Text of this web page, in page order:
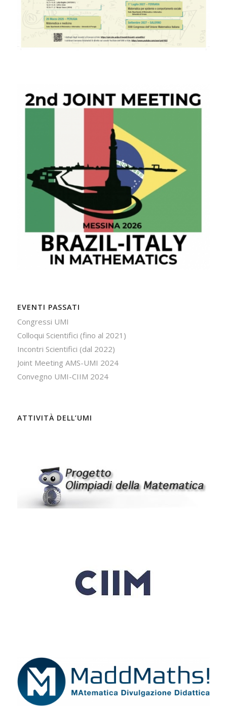
EVENTI PASSATI
Congressi UMI
Colloqui Scientifici (fino al 2021)
Incontri Scientifici (dal 2022)
Joint Meeting AMS-UMI 2024
Convegno UMI-CIIM 2024
ATTIVITÀ DELL’UMI